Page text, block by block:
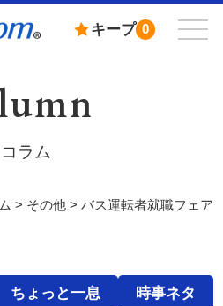
キープ 0
コラム
> その他> バス運転者就職フェア
ちょっと一息 時事ネタ